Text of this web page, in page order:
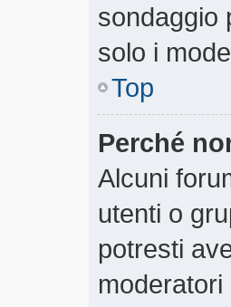
sondaggio
solo i
Top
Perché
Alcuni
utenti o
potresti
moderatori